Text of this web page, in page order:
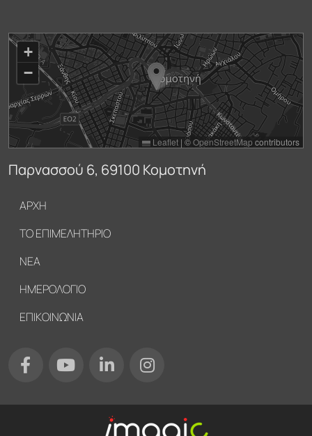
Υποσέλιδο
ΑΡΧΗ
ΤΟ ΕΠΙΜΕΛΗΤΗΡΙΟ
ΝΕΑ
ΗΜΕΡΟΛΟΓΙΟ
ΕΠΙΚΟΙΝΩΝΙΑ
+
−
Leaflet | ©OpenStreetMap contributors
Παρνασσού 6, 69100 Κομοτηνή